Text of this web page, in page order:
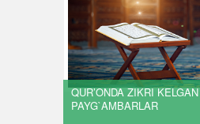
QUR’ONDA ZIKRI KELGAN
PAYG`AMBARLAR